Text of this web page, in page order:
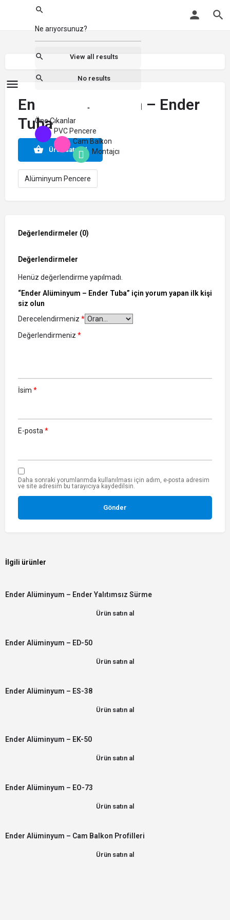
View all results
No results
Öne Çıkanlar
PVC Pencere
Cam Balkon
Montajcı
Ender Alüminyum – Ender
Tuba
Ürün satın al
Alüminyum Pencere
Değerlendirmeler (0)
Değerlendirmeler
Henüz değerlendirme yapılmadı.
“Ender Alüminyum – Ender Tuba” için yorum yapan ilk kişi
siz olun
Derecelendirmeniz *
Değerlendirmeniz *
İsim *
E-posta *
Daha sonraki yorumlarımda kullanılması için adım, e-posta adresim
ve site adresim bu tarayıcıya kaydedilsin.
İlgili ürünler
Ender Alüminyum – Ender Yalıtımsız Sürme
Ürün satın al
Ender Alüminyum – ED-50
Ürün satın al
Ender Alüminyum – ES-38
Ürün satın al
Ender Alüminyum – EK-50
Ürün satın al
Ender Alüminyum – EO-73
Ürün satın al
Ender Alüminyum – Cam Balkon Profilleri
Ürün satın al